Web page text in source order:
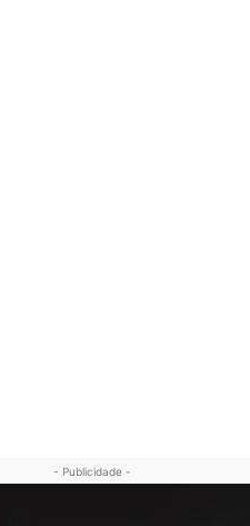
- Publicidade -